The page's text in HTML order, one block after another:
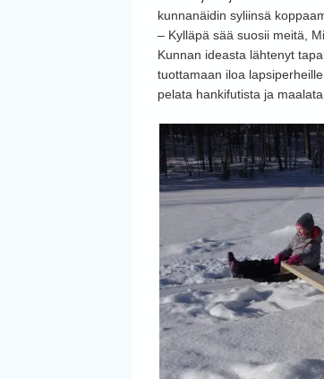
kunnanäidin syliinsä
– Kylläpä sää suosii meitä,
Kunnan ideasta lähtenyt
tuottamaan iloa
pelata hankifutista ja